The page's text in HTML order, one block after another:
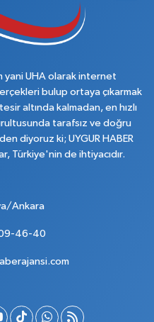
yani UHA olarak internet
bulup ortaya çıkarmak
altında kalmadan, en hızlı
tarafsız ve doğru
diyoruz ki; UYGUR HABER
Türkiye'nin de ihtiyacıdır.
Ankara
46-40